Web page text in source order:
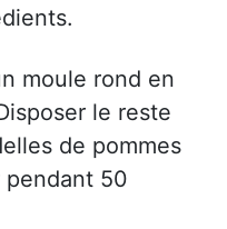
moule rond en
le reste
de pommes
pendant 50